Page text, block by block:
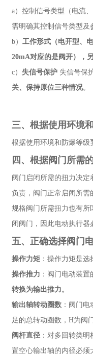
a）控制信号类型（电流
需明确其控制信号类
b） 工作形式（电开型、
20mA对应的是阀开），
c） 失信号保护 失信号保
关、保持原位三种情况
三、根据使用环
根据使用环境和防爆等
四、根据阀门所
阀门启闭所需的扭力决
负责，阀门正常启闭所需
规格阀门所需扭力也有所
闭阀门，因此电动执
五、正确选择阀
操作力矩 ：操作力矩是
操作推力 ：阀门电动装
转换为输出推力。
输出轴转动圈数 ：阀门
足的总转动圈数，H为
阀杆直径 ：对多回转类
置空心输出轴的内径必须